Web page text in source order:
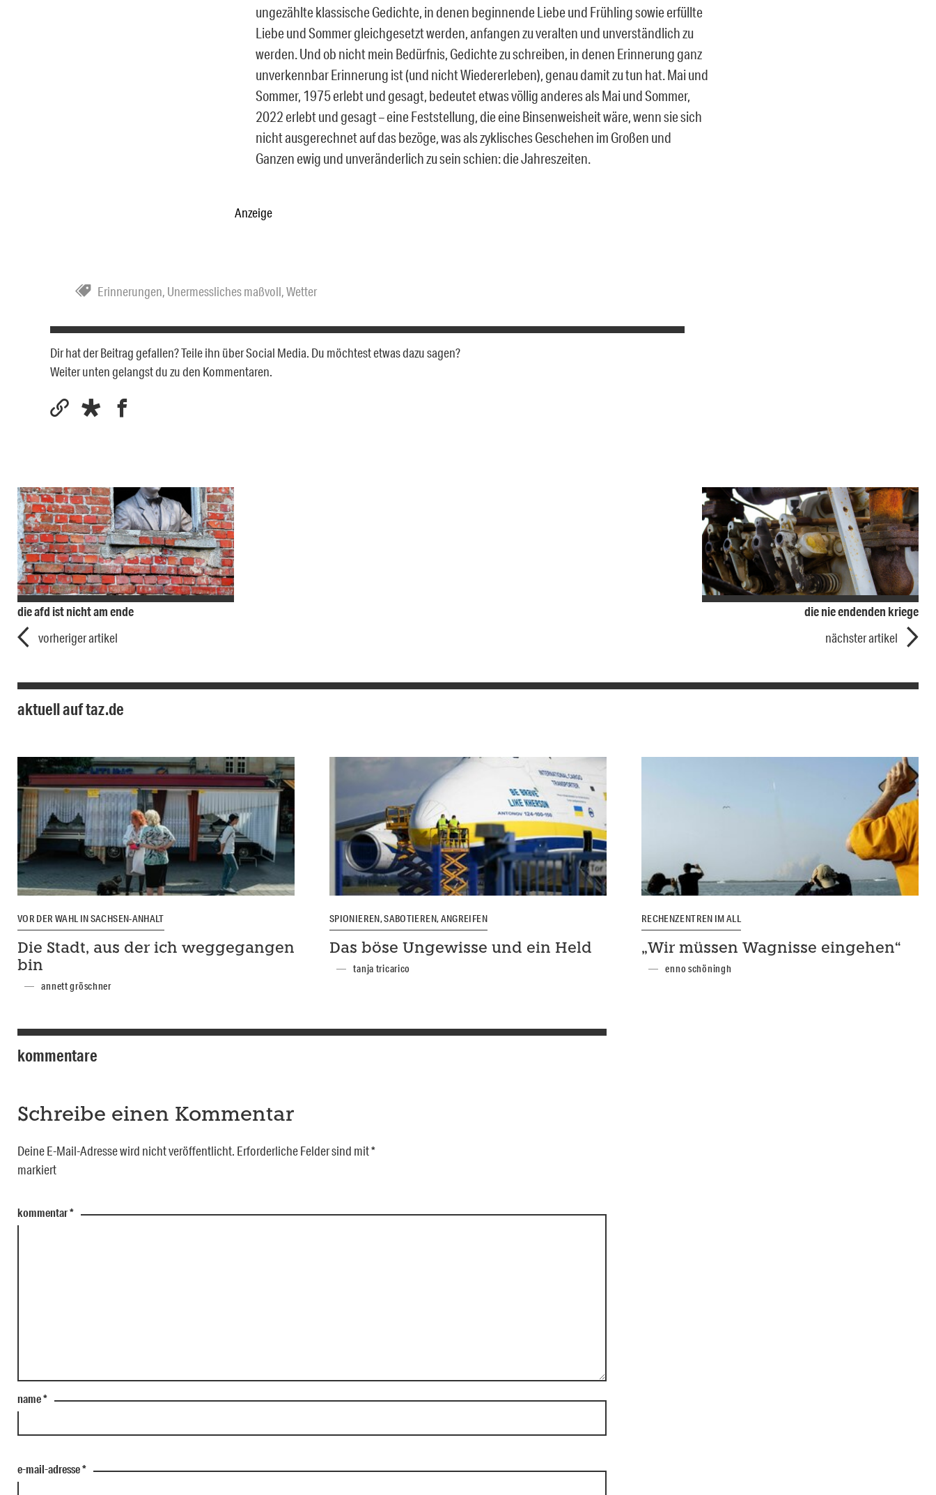
ungezählte klassische Gedichte, in denen beginnende Liebe und Frühling sowie erfüllte
Liebe und Sommer gleichgesetzt werden, anfangen zu veralten und unverständlich zu
werden. Und ob nicht mein Bedürfnis, Gedichte zu schreiben, in denen Erinnerung ganz
unverkennbar Erinnerung ist (und nicht Wiedererleben), genau damit zu tun hat. Mai und
Sommer, 1975 erlebt und gesagt, bedeutet etwas völlig anderes als Mai und Sommer,
2022 erlebt und gesagt – eine Feststellung, die eine Binsenweisheit wäre, wenn sie sich
nicht ausgerechnet auf das bezöge, was als zyklisches Geschehen im Großen und
Ganzen ewig und unveränderlich zu sein schien: die Jahreszeiten.
Anzeige
Erinnerungen, Unermessliches maßvoll,Wetter
Dir hat der Beitrag gefallen? Teile ihn über Social Media. Du möchtest etwas dazu sagen?
Weiter unten gelangst du zu den Kommentaren.
die afd ist nicht am ende
vorheriger artikel
die nie endenden kriege
nächster artikel
aktuell auf taz.de
VOR DER WAHL IN SACHSEN-ANHALT
Die Stadt, aus der ich weggegangen
bin
annett gröschner
SPIONIEREN, SABOTIEREN, ANGREIFEN
Das böse Ungewisse und ein Held
tanja tricarico
RECHENZENTREN IM ALL
„Wir müssen Wagnisse eingehen“
enno schöningh
kommentare
Schreibe einen Kommentar
Deine E-Mail-Adresse wird nicht veröffentlicht. Erforderliche Felder sind mit*
markiert
kommentar*
name*
e-mail-adresse*